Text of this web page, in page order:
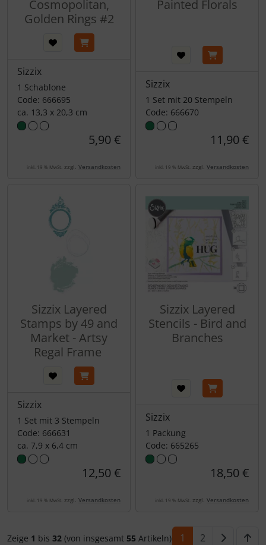
Cosmopolitan,
Golden Rings #2
Sizzix
1 Schablone
Code: 666695
ca. 13,3 x 20,3 cm
5,90 €
inkl. 19 % MwSt. zzgl. Versandkosten
Painted Florals
Sizzix
1 Set mit 20 Stempeln
Code: 666670
11,90 €
inkl. 19 % MwSt. zzgl. Versandkosten
Sizzix Layered
Stamps by 49 and
Market - Artsy
Regal Frame
Sizzix
1 Set mit 3 Stempeln
Code: 666631
ca. 7,9 x 6,4 cm
12,50 €
inkl. 19 % MwSt. zzgl. Versandkosten
Sizzix Layered
Stencils - Bird and
Branches
Sizzix
1 Packung
Code: 665265
18,50 €
inkl. 19 % MwSt. zzgl. Versandkosten
Zeige 1 bis32 (von insgesamt 55 Artikeln) 1 2